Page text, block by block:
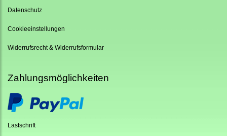
Datenschutz
Cookieeinstellungen
Widerrufsrecht & Widerrufsformular
Zahlungsmöglichkeiten
Lastschrift